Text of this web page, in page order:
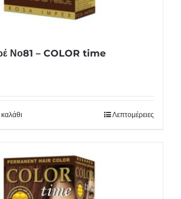
Νο81 – COLOR time
Λεπτομέρειες